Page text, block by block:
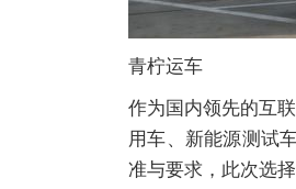
青柠运车
作为国内领先的互
用车、新能源测试
准与要求，此次选